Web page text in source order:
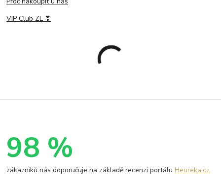
VIP Club ZL ❣
98 %
zákazníků nás doporučuje na základě recenzí portáluHeureka.cz